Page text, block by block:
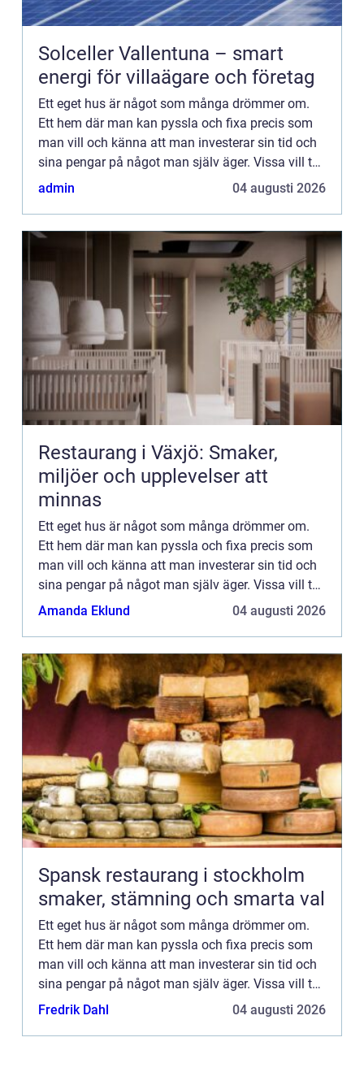
Solceller Vallentuna – smart
energi för villaägare och företag
Ett eget hus är något som många drömmer om.
Ett hem där man kan pyssla och fixa precis som
man vill och känna att man investerar sin tid och
sina pengar på något man själv äger. Vissa vill ta
det ännu längre och investera i en hel fastighet.
admin 04 augusti 2026
Restaurang i Växjö: Smaker,
miljöer och upplevelser att
minnas
Ett eget hus är något som många drömmer om.
Ett hem där man kan pyssla och fixa precis som
man vill och känna att man investerar sin tid och
sina pengar på något man själv äger. Vissa vill ta
det ännu längre och investera i en hel fastighet.
Amanda Eklund 04 augusti 2026
Spansk restaurang i stockholm
smaker, stämning och smarta val
Ett eget hus är något som många drömmer om.
Ett hem där man kan pyssla och fixa precis som
man vill och känna att man investerar sin tid och
sina pengar på något man själv äger. Vissa vill ta
det ännu längre och investera i en hel fastighet.
Fredrik Dahl 04 augusti 2026